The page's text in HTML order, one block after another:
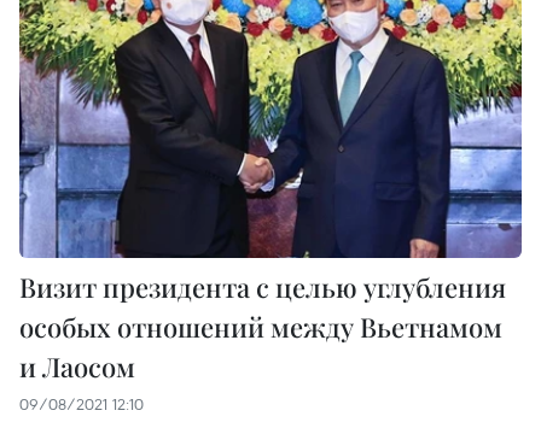
Визит президента с целью углубления
особых отношений между Вьетнамом
и Лаосом
09/08/2021 12:10